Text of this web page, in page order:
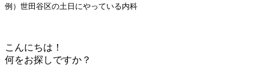
例）世田谷区の土日にやっている内科
こんにちは！
何をお探しですか？